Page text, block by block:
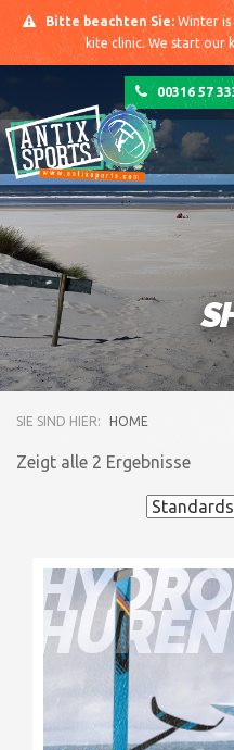
Bitte beachten Sie: Winter
kite clinic. We start our
00316 57
SIE SIND HIER: HOME
Zeigt alle 2 Ergebnisse
HUREN